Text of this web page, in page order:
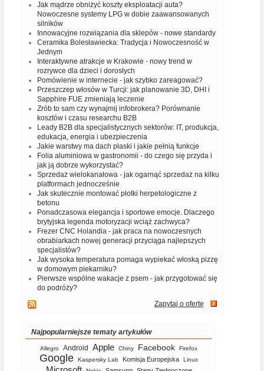
Jak mądrze obniżyć koszty eksploatacji auta?
Nowoczesne systemy LPG w dobie zaawansowanych
silników
Innowacyjne rozwiązania dla sklepów - nowe standardy
Ceramika Bolesławiecka: Tradycja i Nowoczesność w
Jednym
Interaktywne atrakcje w Krakowie - nowy trend w
rozrywce dla dzieci i dorosłych
Pomówienie w internecie - jak szybko zareagować?
Przeszczep włosów w Turcji: jak planowanie 3D, DHI i
Sapphire FUE zmieniają leczenie
Zrób to sam czy wynajmij infobrokera? Porównanie
kosztów i czasu researchu B2B
Leady B2B dla specjalistycznych sektorów: IT, produkcja,
edukacja, energia i ubezpieczenia
Jakie warstwy ma dach płaski i jakie pełnią funkcje
Folia aluminiowa w gastronomii - do czego się przyda i
jak ją dobrze wykorzystać?
Sprzedaż wielokanałowa - jak ogarnąć sprzedaż na kilku
platformach jednocześnie
Jak skutecznie montować płotki herpetologiczne z
betonu
Ponadczasowa elegancja i sportowe emocje. Dlaczego
brytyjska legenda motoryzacji wciąż zachwyca?
Frezer CNC Holandia - jak praca na nowoczesnych
obrabiarkach nowej generacji przyciąga najlepszych
specjalistów?
Jak wysoka temperatura pomaga wypiekać włoską pizzę
w domowym piekarniku?
Pierwsze wspólne wakacje z psem - jak przygotować się
do podróży?
Zapytaj o ofertę
Najpopularniejsze tematy artykułów
Allegro Android Apple Chiny Facebook Firefox
Google Kaspersky Lab Komisja Europejska Linux